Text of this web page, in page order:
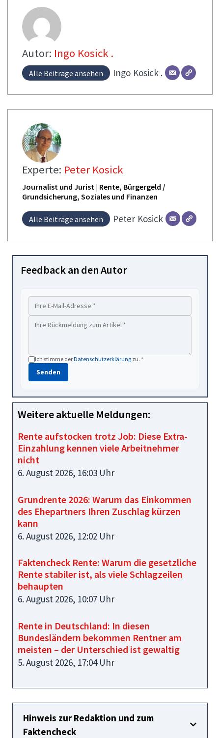
Autor: Ingo Kosick .
Alle Beiträge ansehen Ingo Kosick .
Experte: Peter Kosick
Journalist und Jurist | Rente, Bürgergeld /
Grundsicherung, Soziales und Finanzen
Alle Beiträge ansehen Peter Kosick
Feedback an den Autor
Ich stimme derDatenschutzerklärung zu. *
Senden
Weitere aktuelle Meldungen:
Rente aufstocken trotz Job: Diese Extra-
Einzahlung kennen viele Arbeitnehmer
nicht
6. August 2026, 16:03 Uhr
Grundrente 2026: Warum das Einkommen
des Ehepartners Ihren Zuschlag kürzen
kann
6. August 2026, 12:02 Uhr
Faktencheck Rente: Warum die gesetzliche
Rente stabiler ist, als viele Schlagzeilen
behaupten
6. August 2026, 10:07 Uhr
Rente in Deutschland: In diesen
Bundesländern bekommen Rentner am
meisten – der Unterschied ist gewaltig
5. August 2026, 17:04 Uhr
Hinweis zur Redaktion und zum
Faktencheck